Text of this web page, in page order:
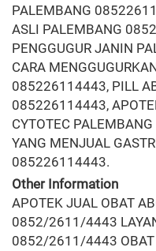
PALEMBANG
ASLI PALEMBANG
PENGGUGUR JANIN
CARA
085226114443, PILL
085226114443,
CYTOTEC
YANG MENJUAL
085226114443.
Other Information
APOTEK JUAL OBAT
0852/2611/4443
0852/2611/4443 OBAT